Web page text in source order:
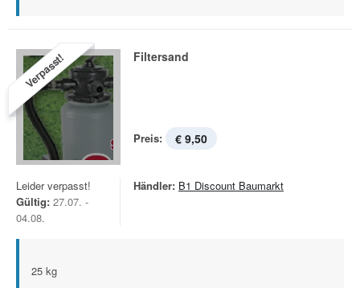
Verpasst! Filtersand
Preis: € 9,50
Leider verpasst!
Gültig: 27.07. -
04.08.
Händler: B1 Discount Baumarkt
25 kg